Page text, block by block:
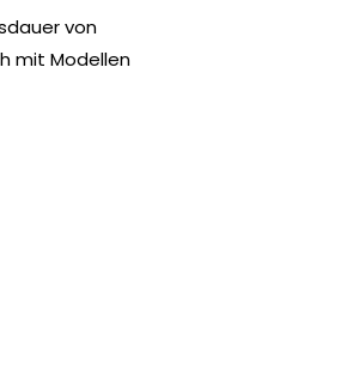
von
mit Modellen